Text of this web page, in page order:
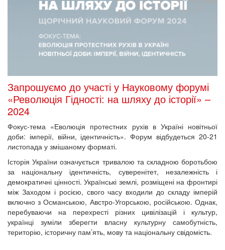
Запрошуємо до участі у Науковому форумі
«Революція Гідності: на шляху до історії» –
2024
Фокус-тема «Еволюція протестних рухів в Україні новітньої
доби: імперії, війни, ідентичність». Форум відбудеться 20-21
листопада у змішаному форматі.
Історія України означується тривалою та складною боротьбою
за національну ідентичність, суверенітет, незалежність і
демократичні цінності. Українські землі, розміщені на фронтирі
між Заходом і росією, свого часу входили до складу імперій
включно з Османською, Австро-Угорською, російською. Однак,
перебуваючи на перехресті різних цивілізацій і культур,
українці зуміли зберегти власну культурну самобутність,
територію, історичну пам’ять, мову та національну свідомість.